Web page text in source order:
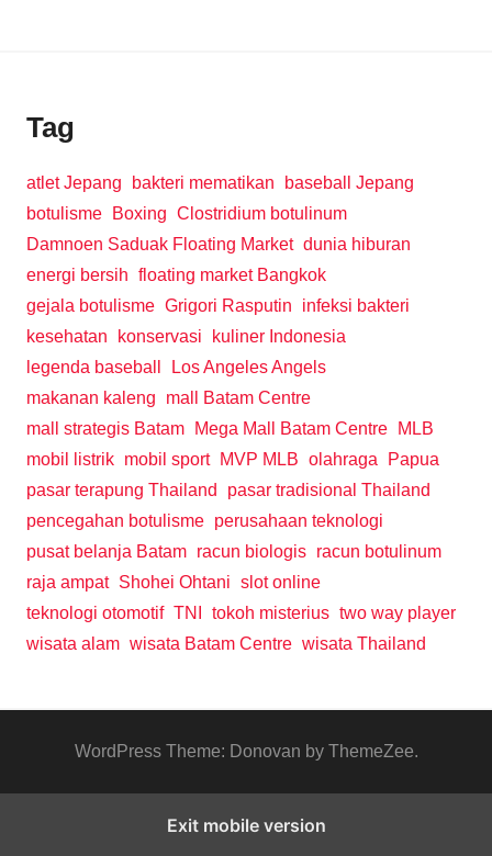
Tag
atlet Jepang bakteri mematikan
baseball Jepang
botulisme
Boxing Clostridium botulinum
Damnoen Saduak Floating Market dunia hiburan
energi bersih floating market Bangkok
gejala botulisme Grigori Rasputin
infeksi bakteri
kesehatan
konservasi
kuliner Indonesia
legenda baseball
Los Angeles Angels
makanan kaleng
mall Batam Centre
mall strategis Batam
Mega Mall Batam Centre
MLB
mobil listrik mobil sport MVP MLB olahraga
Papua
pasar terapung Thailand
pasar tradisional Thailand
pencegahan botulisme perusahaan teknologi
pusat belanja Batam racun biologis racun botulinum
raja ampat Shohei Ohtani slot online
teknologi otomotif TNI tokoh misterius two way player
wisata alam wisata Batam Centre wisata Thailand
WordPress Theme: Donovan by ThemeZee.
Exit mobile version